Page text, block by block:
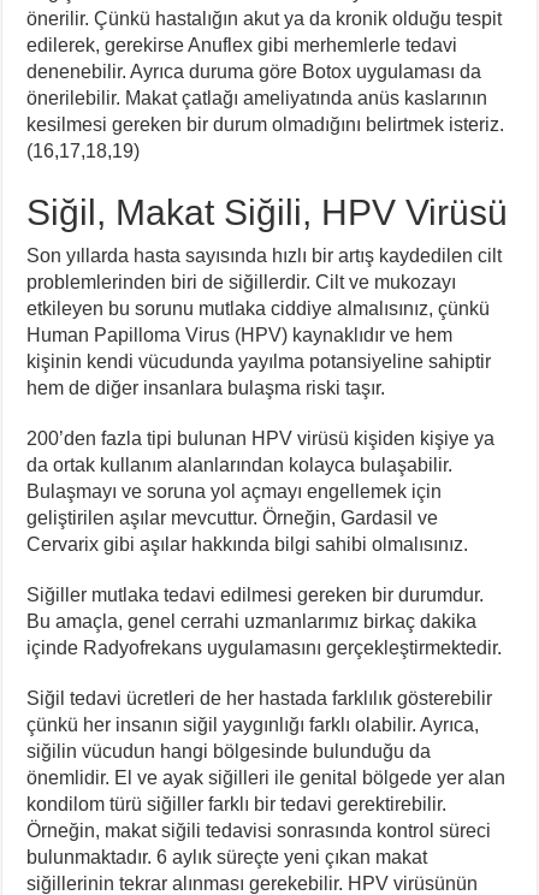
önerilir. Çünkü hastalığın akut ya da kronik olduğu tespit
edilerek, gerekirse Anuflex gibi merhemlerle tedavi
denenebilir. Ayrıca duruma göre Botox uygulaması da
önerilebilir. Makat çatlağı ameliyatında anüs kaslarının
kesilmesi gereken bir durum olmadığını belirtmek isteriz.
(16,17,18,19)
Siğil, Makat Siğili, HPV Virüsü
Son yıllarda hasta sayısında hızlı bir artış kaydedilen cilt
problemlerinden biri de siğillerdir. Cilt ve mukozayı
etkileyen bu sorunu mutlaka ciddiye almalısınız, çünkü
Human Papilloma Virus (HPV) kaynaklıdır ve hem
kişinin kendi vücudunda yayılma potansiyeline sahiptir
hem de diğer insanlara bulaşma riski taşır.
200’den fazla tipi bulunan HPV virüsü kişiden kişiye ya
da ortak kullanım alanlarından kolayca bulaşabilir.
Bulaşmayı ve soruna yol açmayı engellemek için
geliştirilen aşılar mevcuttur. Örneğin, Gardasil ve
Cervarix gibi aşılar hakkında bilgi sahibi olmalısınız.
Siğiller mutlaka tedavi edilmesi gereken bir durumdur.
Bu amaçla, genel cerrahi uzmanlarımız birkaç dakika
içinde Radyofrekans uygulamasını gerçekleştirmektedir.
Siğil tedavi ücretleri de her hastada farklılık gösterebilir
çünkü her insanın siğil yaygınlığı farklı olabilir. Ayrıca,
siğilin vücudun hangi bölgesinde bulunduğu da
önemlidir. El ve ayak siğilleri ile genital bölgede yer alan
kondilom türü siğiller farklı bir tedavi gerektirebilir.
Örneğin, makat siğili tedavisi sonrasında kontrol süreci
bulunmaktadır. 6 aylık süreçte yeni çıkan makat
siğillerinin tekrar alınması gerekebilir. HPV virüsünün